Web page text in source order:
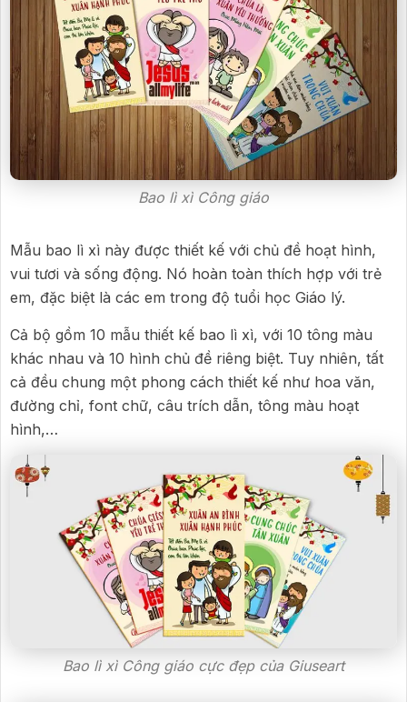
Bao lì xì Công giáo
Mẫu bao lì xì này được thiết kế với chủ đề hoạt hình,
vui tươi và sống động. Nó hoàn toàn thích hợp với trẻ
em, đặc biệt là các em trong độ tuổi học Giáo lý.
Cả bộ gồm 10 mẫu thiết kế bao lì xì, với 10 tông màu
khác nhau và 10 hình chủ đề riêng biệt. Tuy nhiên, tất
cả đều chung một phong cách thiết kế như hoa văn,
đường chỉ, font chữ, câu trích dẫn, tông màu hoạt
hình,…
Bao lì xì Công giáo cực đẹp của Giuseart